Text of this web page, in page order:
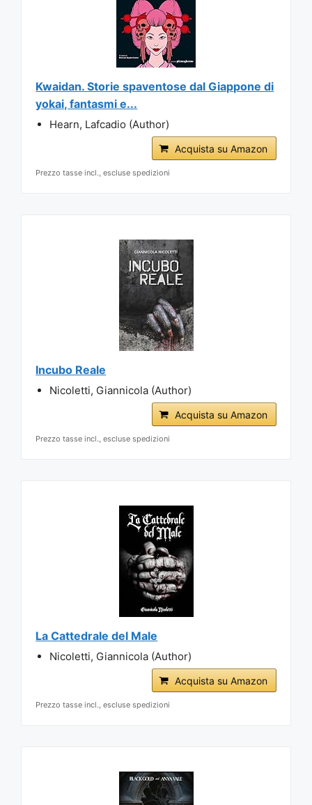
Kwaidan. Storie spaventose dal Giappone di
yokai, fantasmi e...
Hearn, Lafcadio (Author)
Acquista su Amazon
Prezzo tasse incl., escluse spedizioni
Incubo Reale
Nicoletti, Giannicola (Author)
Acquista su Amazon
Prezzo tasse incl., escluse spedizioni
La Cattedrale del Male
Nicoletti, Giannicola (Author)
Acquista su Amazon
Prezzo tasse incl., escluse spedizioni